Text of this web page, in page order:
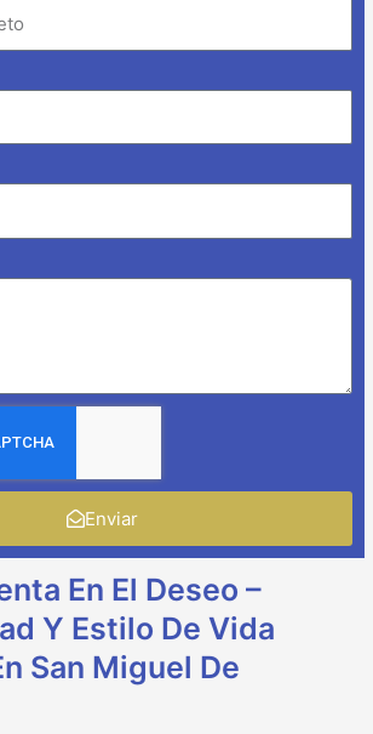
Enviar
En El Deseo –
Y Estilo De Vida
San Miguel De